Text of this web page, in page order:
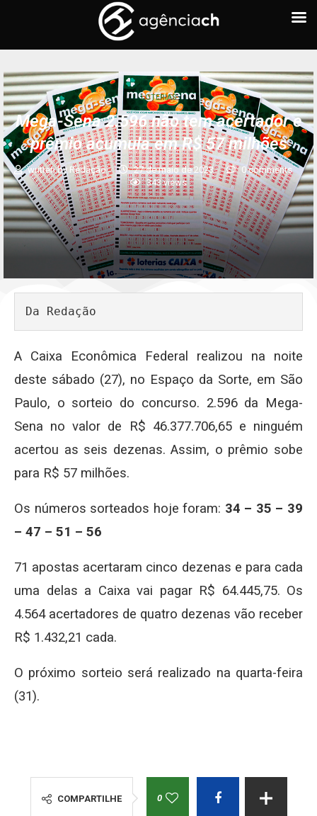
LOTERIAS
Mega-Sena 2.596 não tem acertador e
prêmio acumula em R$ 57 milhões
written by Redação 27 de maio de 2023
0 comments
343views
Da Redação
A Caixa Econômica Federal realizou na noite
deste sábado (27), no Espaço da Sorte, em São
Paulo, o sorteio do concurso. 2.596 da Mega-
Sena no valor de R$ 46.377.706,65 e ninguém
acertou as seis dezenas. Assim, o prêmio sobe
para R$ 57 milhões.
Os números sorteados hoje foram: 34 – 35 – 39
– 47 – 51 – 56
71 apostas acertaram cinco dezenas e para cada
uma delas a Caixa vai pagar R$ 64.445,75. Os
4.564 acertadores de quatro dezenas vão receber
R$ 1.432,21 cada.
O próximo sorteio será realizado na quarta-feira
(31).
COMPARTILHE 0